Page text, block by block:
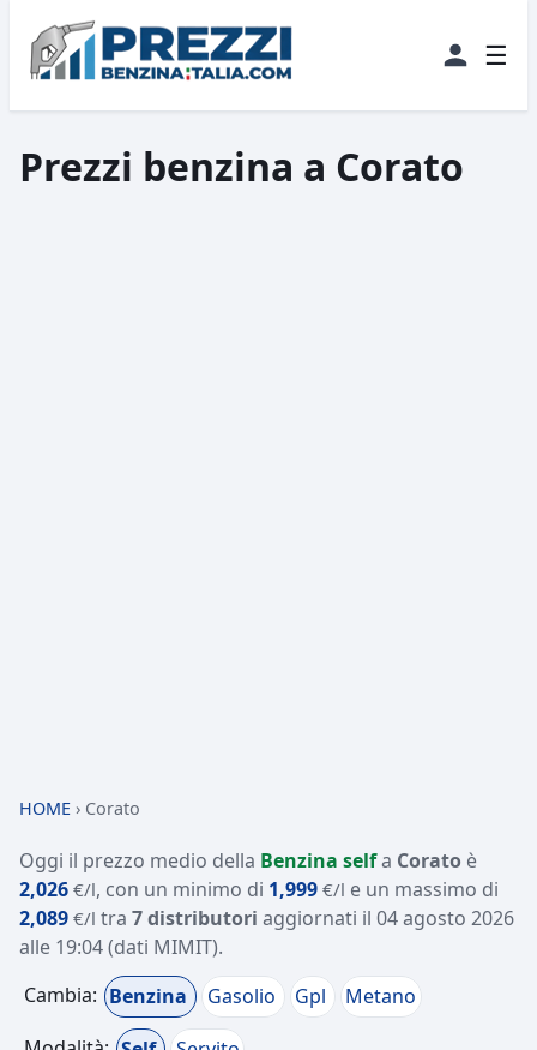
☰
Prezzi benzina a Corato
HOME › Corato
Oggi il prezzo medio della Benzina selfa Corato è
2,026 €/l, con un minimo di 1,999 €/l e un massimo di
2,089 €/l tra 7 distributori aggiornati il 04 agosto 2026
alle 19:04(dati MIMIT).
Cambia: Benzina Gasolio Gpl
Metano